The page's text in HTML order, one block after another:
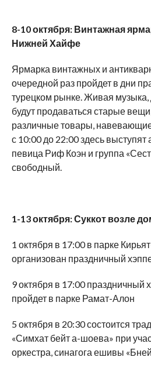
8-10 октября: Винтажная
Нижней Хайфе
Ярмарка винтажных и
очередной раз пройдет в дни
турецком рынке. Живая музыка,
будут продаваться старые
различные товары,
с 10:00 до 22:00 здесь
певица Риф Коэн и группа
свободный.
1-13 октября: Суккот возле
1 октября в 17:00 в парке
организован праздничный
9 октября в 17:00 праздничный
пройдет в парке Рамат-Алон
5 октября в 20:30 состоится
«Симхат бейт а-шоева» при
оркестра, синагога ешивы